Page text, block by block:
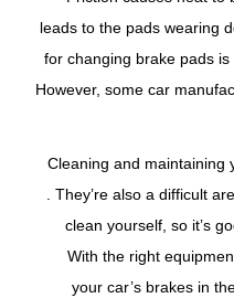
leads to the pads wearing
for changing brake pads
However, some car
Cleaning and maintaining
. They’re also a difficult
clean yourself, so it’s
With the right
your car’s brakes in